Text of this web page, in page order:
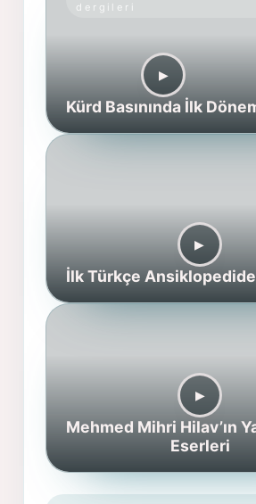
dergileri
▶︎
Kürd Basınında İlk
▶︎
İlk Türkçe
▶︎
Mehmed Mihri Hilav’ın
Eserleri